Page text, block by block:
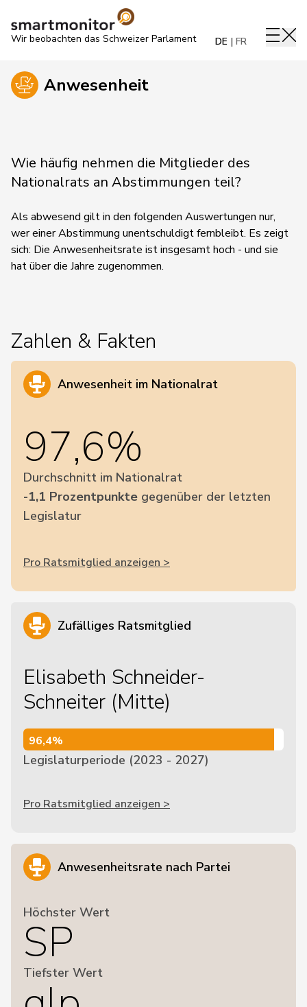
Wir beobachten das Schweizer Parlament DE FR
Anwesenheit
Wie häufig nehmen die Mitglieder des
Nationalrats an Abstimmungen teil?
Als abwesend gilt in den folgenden Auswertungen nur,
wer einer Abstimmung unentschuldigt fernbleibt. Es zeigt
sich: Die Anwesenheitsrate ist insgesamt hoch - und sie
hat über die Jahre zugenommen.
Zahlen & Fakten
Anwesenheit im Nationalrat
97,6%
Durchschnitt im Nationalrat
-1,1 Prozentpunkte gegenüber der letzten
Legislatur
Pro Ratsmitglied anzeigen >
Zufälliges Ratsmitglied
Elisabeth Schneider-
Schneiter (Mitte)
96,4%
96,4%
Legislaturperiode (2023 - 2027)
Pro Ratsmitglied anzeigen >
Anwesenheitsrate nach Partei
Höchster Wert
SP
Tiefster Wert